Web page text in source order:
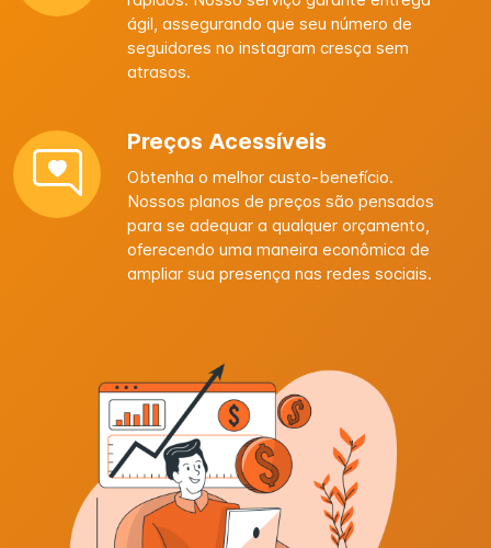
ágil, assegurando que seu número de
seguidores no instagram cresça sem
atrasos.
Preços Acessíveis
Obtenha o melhor custo-benefício.
Nossos planos de preços são pensados ​​
para se adequar a qualquer orçamento,
oferecendo uma maneira econômica de
ampliar sua presença nas redes sociais.